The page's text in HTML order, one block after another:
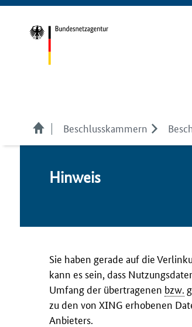
Beschlusskammern
Hin­weis
Sie haben gerade auf die
kann es sein, dass
Umfang der übertragenen bzw.
zu den von XING erhobenen
Anbieters.